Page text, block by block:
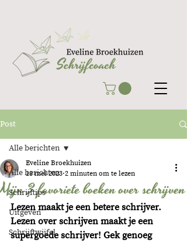
Post
Alle berichten
Schrijftips
Uitgeven
Schrijftwijfel
Alle berichten
Mijn 3 favoriete boeken over schrijven
Eveline Broekhuizen
18 mei 2023 2 minuten om te lezen
Lezen maakt je een betere schrijver.
Lezen over schrijven maakt je een
supergoede schrijver! Gek genoeg